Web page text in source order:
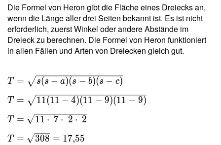
Die Formel von Heron gibt die Fläche eines Dreiecks an,
wenn die Länge aller drei Seiten bekannt ist. Es ist nicht
erforderlich, zuerst Winkel oder andere Abstände im
Dreieck zu berechnen. Die Formel von Heron funktioniert
in allen Fällen und Arten von Dreiecken gleich gut.
T =
s(s-a)(s-
b)(s-c)
} \ \\
T =
T = s(s − a)(s − b)(s − c)
T = 11(11 − 4)(11 − 9)(11 − 9)
T = 11 ⋅ 7 ⋅ 2 ⋅ 2
T = 308 = 17,55